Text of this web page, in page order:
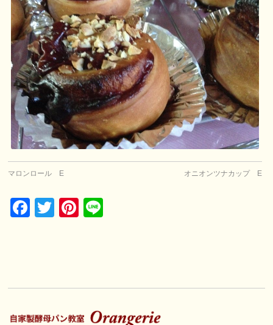
マロンロール E オニオンツナカップ E
Facebook
TwitterPinterest